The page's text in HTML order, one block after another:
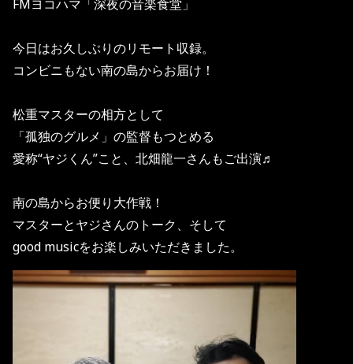
FMヨコハマ「深夜の音楽食堂」
今日はお久しぶりのリモート収録。
コンビニもない南の島からお届け！
松重マスターの相方として
「孤独のグルメ」の監督もつとめる
愛称“ヤジくん”こと、北畑龍一さんもご出演♬
南の島からお便り大作戦！
マスターとヤジさんのトーク、そして
good musicをお楽しみいただきました。